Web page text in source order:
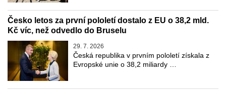
Česko letos za první pololetí dostalo z EU o 38,2 mld.
Kč víc, než odvedlo do Bruselu
29. 7. 2026
Česká republika v prvním pololetí získala z
Evropské unie o 38,2 miliardy …